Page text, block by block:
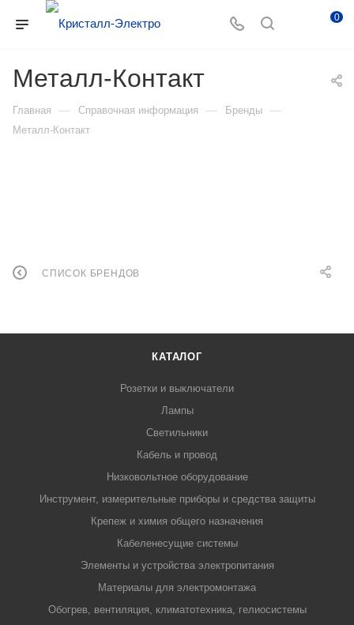
0
Металл-Контакт
Главная — Справочная информация — Бренды —
Металл-Контакт
СПИСОК БРЕНДОВ
КАТАЛОГ
Розетки и выключатели
Лампы
Светильники
Кабель и провод
Низковольтное оборудование
Инструмент, измерительные приборы и средства защиты
Крепеж и химия общего назначения
Кабеленесущие системы
Элементы и устройства электропитания
Материалы для электромонтажа
Обогрев, вентиляция, климатотехника, гелиосистемы